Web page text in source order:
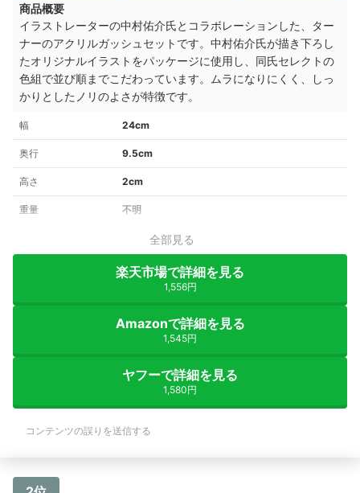
商品概要
イラストレーターの中村佑介氏とコラボレーションした、ター
ナーのアクリルガッシュセットです。中村佑介氏が描き下ろし
たオリジナルイラストをパッケージに使用し、同氏セレクトの
色組で並び順までこだわっています。ムラになりにくく、しっ
かりとしたノリのよさが特徴です。
幅 24cm
奥行 9.5cm
高さ 2cm
重量 不明
全部見る
楽天市場で詳細を見る
1,556円
Amazonで詳細を見る
1,545円
ヤフーで詳細を見る
1,580円
コンテンツの誤りを送信する